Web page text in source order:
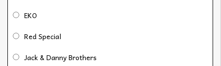
EKO
Red Special
Jack & Danny Brothers